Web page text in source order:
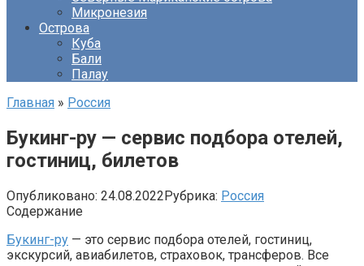
Микронезия
Острова
Куба
Бали
Палау
Главная » Россия
Букинг-ру — сервис подбора отелей,
гостиниц, билетов
Опубликовано: 24.08.2022Рубрика: Россия
Содержание
Букинг-ру — это сервис подбора отелей, гостиниц,
экскурсий, авиабилетов, страховок, трансферов. Все